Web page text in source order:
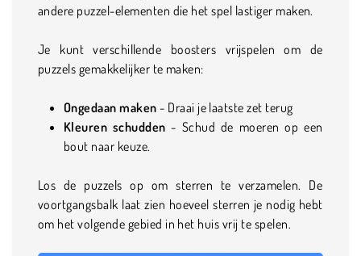
andere puzzel-elementen die het spel lastiger maken.
Je kunt verschillende boosters vrijspelen om de
puzzels gemakkelijker te maken:
Ongedaan maken - Draai je laatste zet terug
Kleuren schudden - Schud de moeren op een
bout naar keuze.
Los de puzzels op om sterren te verzamelen. De
voortgangsbalk laat zien hoeveel sterren je nodig hebt
om het volgende gebied in het huis vrij te spelen.